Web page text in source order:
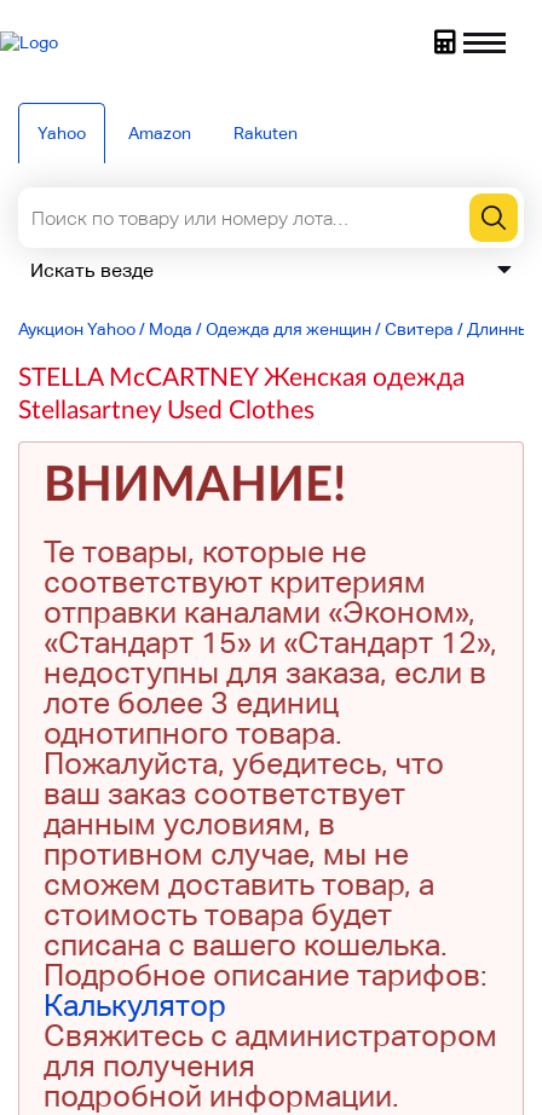
Yahoo Amazon Rakuten
Аукцион Yahoo/ Мода /Одежда для женщин/Свитера / Длинный
STELLA McCARTNEY Женская одежда
Stellasartney Used Clothes
ВНИМАНИЕ!
Те товары, которые не
соответствуют критериям
отправки каналами «Эконом»,
«Стандарт 15» и «Стандарт 12»,
недоступны для заказа, если в
лоте более 3 единиц
однотипного товара.
Пожалуйста, убедитесь, что
ваш заказ соответствует
данным условиям, в
противном случае, мы не
сможем доставить товар, а
стоимость товара будет
списана с вашего кошелька.
Подробное описание тарифов:
Калькулятор
Свяжитесь с администратором
для получения
подробной информации.